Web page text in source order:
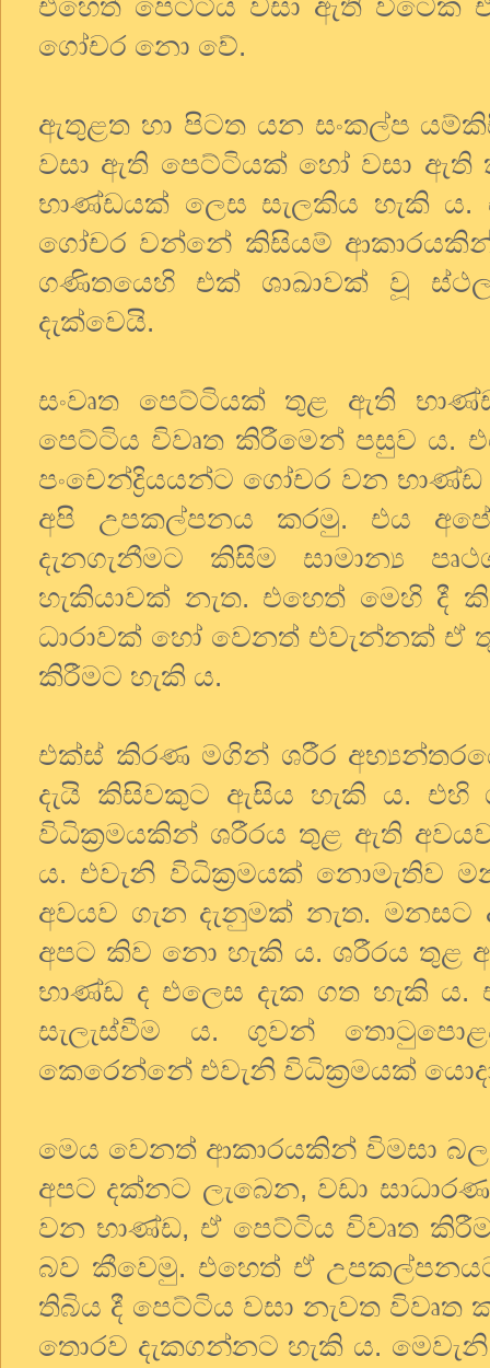
එහෙත් පෙට්ටිය වසා ඇති විටෙක
ගෝචර නො වේ.
ඇතුළත හා පිටත යන සංකල්ප
වසා ඇති පෙට්ටියක් හෝ වසා ඇති
භාණ්ඩයක් ලෙස සැලකිය හැකි ය.
ගෝචර වන්නේ කිසියම්
ගණිතයෙහි එක් ශාඛාවක් වූ ස්ථල
දැක්වෙයි.
සංවෘත පෙට්ටියක් තුළ ඇති
පෙට්ටිය විවෘත කිරීමෙන් පසුව ය.
පංචෙන්ද්‍රියයන්ට ගෝචර වන
අපි උපකල්පනය කරමු. එය
දැනගැනීමට කිසිම සාමාන්‍ය
හැකියාවක් නැත. එහෙත් මෙහි
ධාරාවක් හෝ වෙනත් එවැන්නක් ඒ
කිරීමට හැකි ය.
එක්ස් කිරණ මගින් ශරීර
දැයි කිසිවකුට ඇසිය හැකි ය. එහි
විධික්‍රමයකින් ශරීරය තුළ ඇති
ය. එවැනි විධික්‍රමයක් නොමැතිව
අවයව ගැන දැනුමක් නැත.
අපට කිව නො හැකි ය. ශරීරය තුළ
භාණ්ඩ ද එලෙස දැක ගත හැකි
සැලැස්වීම ය. ගුවන්
කෙරෙන්නේ එවැනි විධික්‍රමයක්
මෙය වෙනත් ආකාරයකින් විමසා
අපට දක්නට ලැබෙන, වඩා
වන භාණ්ඩ, ඒ පෙට්ටිය විවෘත
බව කීවෙමු. එහෙත් ඒ
තිබිය දී පෙට්ටිය වසා නැවත
තොරව දැකගන්නට හැකි ය.